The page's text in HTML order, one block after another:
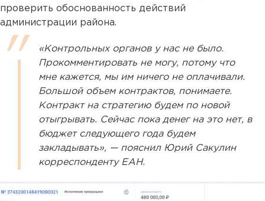
проверить обоснованность действий
администрации района.
«Контрольных органов у нас не было.
Прокомментировать не могу, потому что
мне кажется, мы им ничего не оплачивали.
Большой объем контрактов, понимаете.
Контракт на стратегию будем по новой
отыгрывать. Сейчас пока денег на это нет, в
бюджет следующего года будем
закладывать», — пояснил Юрий Сакулин
корреспонденту ЕАН.